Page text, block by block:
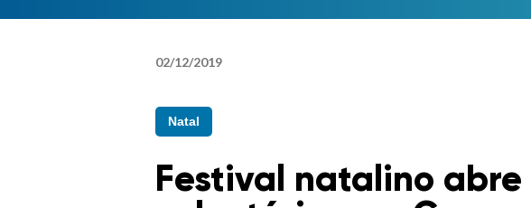
02/12/2019
Natal
Festival natalino